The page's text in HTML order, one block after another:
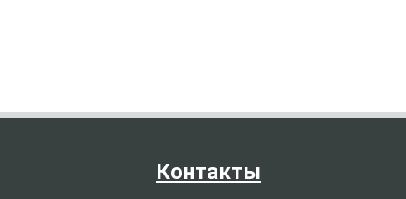
Контакты